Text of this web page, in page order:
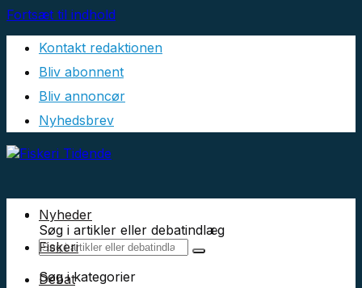
Fortsæt til indhold
Kontakt redaktionen
Bliv abonnent
Bliv annoncør
Nyhedsbrev
Søg i artikler eller debatindlæg
Søg i kategorier
Nyheder
Fiskeri
Debat